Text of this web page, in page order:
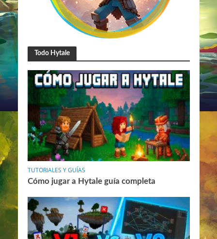
Todo Hytale
TUTORIALES Y GUÍAS
Cómo jugar a Hytale guía completa